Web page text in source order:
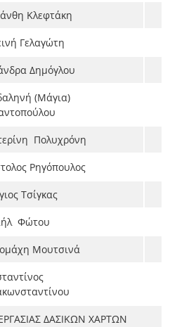
Κλεφτάκη
Γελαγώτη
Δημόγλου
(Μάγια)
Πολυχρόνη
Ρηγόπουλος
Τσίγκας
Φώτου
Μουτσινά
ΔΑΣΙΚΩΝ ΧΑΡΤΩΝ